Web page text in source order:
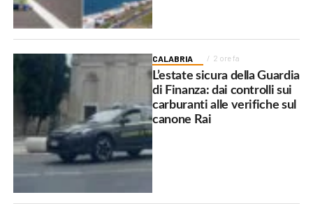
CALABRIA 2 ore fa
L’estate sicura della Guardia
di Finanza: dai controlli sui
carburanti alle verifiche sul
canone Rai